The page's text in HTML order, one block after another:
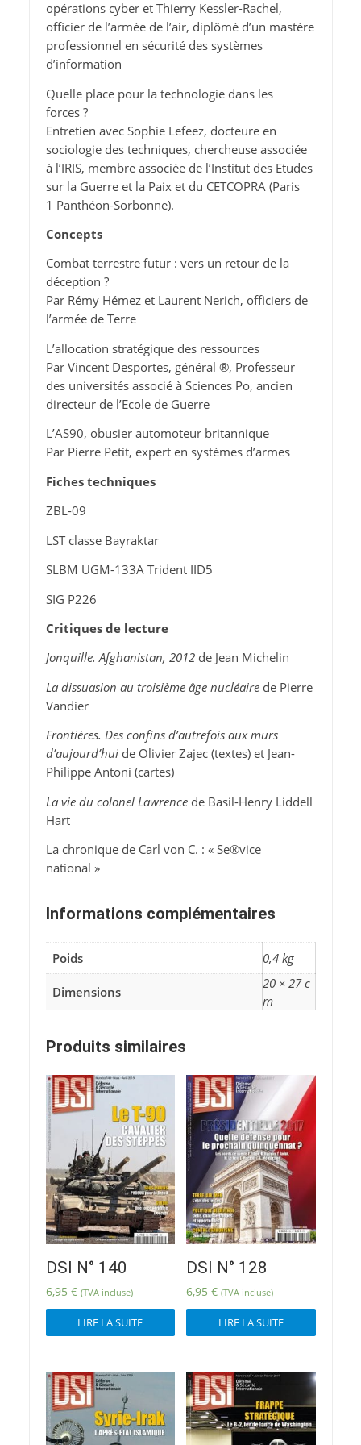
opérations cyber et Thierry Kessler-Rachel,
officier de l’armée de l’air, diplômé d’un mastère
professionnel en sécurité des systèmes
d’information
Quelle place pour la technologie dans les
forces ?
Entretien avec Sophie Lefeez, docteure en
sociologie des techniques, chercheuse associée
à l’IRIS, membre associée de l’Institut des Etudes
sur la Guerre et la Paix et du CETCOPRA (Paris
1 Panthéon-Sorbonne).
Concepts
Combat terrestre futur : vers un retour de la
déception ?
Par Rémy Hémez et Laurent Nerich, officiers de
l’armée de Terre
L’allocation stratégique des ressources
Par Vincent Desportes, général ®, Professeur
des universités associé à Sciences Po, ancien
directeur de l’Ecole de Guerre
L’AS90, obusier automoteur britannique
Par Pierre Petit, expert en systèmes d’armes
Fiches techniques
ZBL-09
LST classe Bayraktar
SLBM UGM-133A Trident IID5
SIG P226
Critiques de lecture
Jonquille. Afghanistan, 2012de Jean Michelin
La dissuasion au troisième âge nucléairede Pierre
Vandier
Frontières. Des confins d’autrefois aux murs
d’aujourd’huide Olivier Zajec (textes) et Jean-
Philippe Antoni (cartes)
La vie du colonel Lawrencede Basil-Henry Liddell
Hart
La chronique de Carl von C. : « Se®vice
national »
Informations complémentaires
Poids 0,4 kg
Dimensions
20 × 27 c
m
Produits similaires
DSI N° 140
6,95 € (TVA incluse)
LIRE LA SUITE
DSI N° 128
6,95 € (TVA incluse)
LIRE LA SUITE